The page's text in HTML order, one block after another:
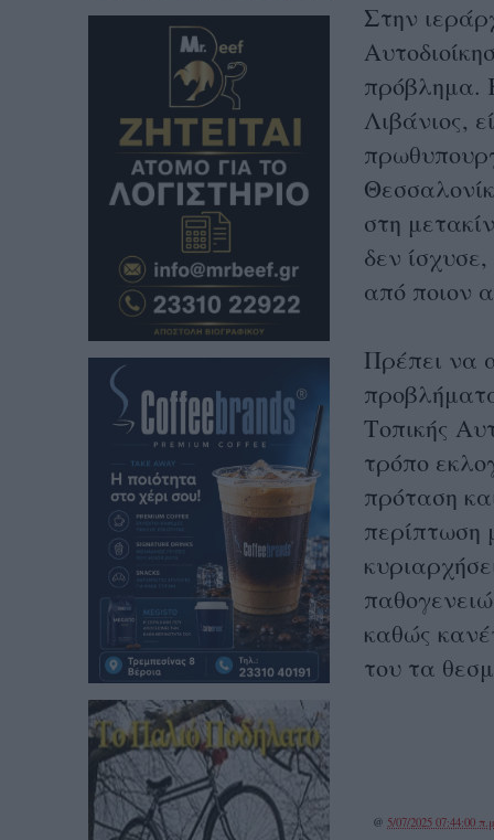
Στην
πρόβλημα.
Λιβάνιος,
στη
δεν
από ποιον
Πρέπει να
Τοπικής
τρόπο
πρόταση
περίπτωση
καθώς
του τα
@ 5/07/2025 07:44:00